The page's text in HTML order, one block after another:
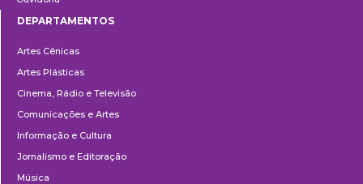
DEPARTAMENTOS
Artes Cênicas
Artes Plásticas
Cinema, Rádio e Televisão
Comunicações e Artes
Informação e Cultura
Jornalismo e Editoração
Música